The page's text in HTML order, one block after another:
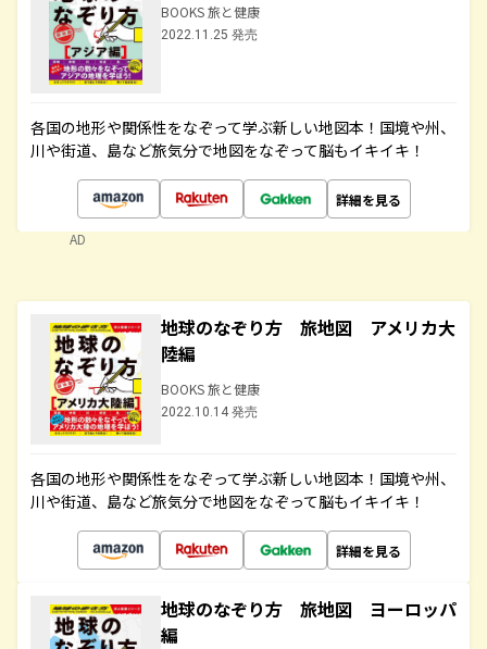
BOOKS 旅と健康
2022.11.25 発売
各国の地形や関係性をなぞって学ぶ新しい地図本！国境や州、
川や街道、島など旅気分で地図をなぞって脳もイキイキ！
詳細を見る
AD
地球のなぞり方 旅地図 アメリカ大
陸編
BOOKS 旅と健康
2022.10.14 発売
各国の地形や関係性をなぞって学ぶ新しい地図本！国境や州、
川や街道、島など旅気分で地図をなぞって脳もイキイキ！
詳細を見る
地球のなぞり方 旅地図 ヨーロッパ
編